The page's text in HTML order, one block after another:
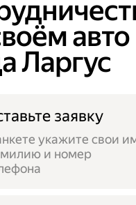
авто
Ларгус
заявку
укажите свои
и номер